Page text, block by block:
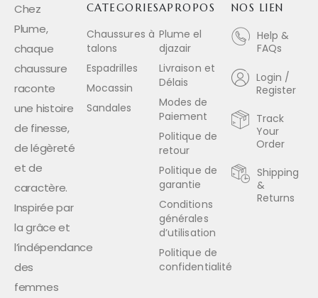
Chez
Plume,
chaque
chaussure
raconte
une histoire
de finesse,
de légèreté
et de
caractère.
Inspirée par
la grâce et
l’indépendance
des
femmes
NOS LIEN
Help &
FAQs
Login /
Register
Track
Your
Order
Shipping
&
Returns
APROPOS
Plume el
djazair
Livraison et
Délais
Modes de
Paiement
Politique de
retour
Politique de
garantie
Conditions
générales
d’utilisation
Politique de
confidentialité
CATEGORIES
Chaussures à
talons
Espadrilles
Mocassin
Sandales